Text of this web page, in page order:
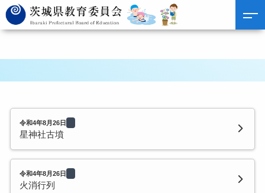
令和4年8月26日
星神社古墳
令和4年8月26日
火消行列